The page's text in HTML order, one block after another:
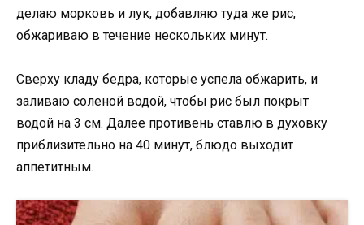
делаю морковь и лук, добавляю туда же рис,
обжариваю в течение нескольких минут.
Сверху кладу бедра, которые успела обжарить, и
заливаю соленой водой, чтобы рис был покрыт
водой на 3 см. Далее противень ставлю в духовку
приблизительно на 40 минут, блюдо выходит
аппетитным.